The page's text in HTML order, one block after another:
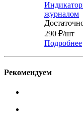
журналом
290 ₽/шт
Подробнее
Рекомендуем